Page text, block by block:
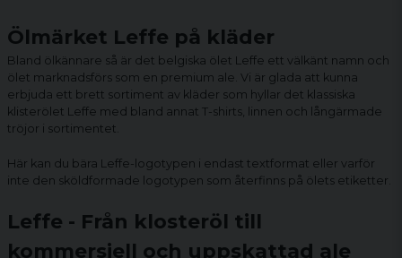
Ölmärket Leffe på kläder
Bland ölkännare så är det belgiska ölet Leffe ett välkänt namn och
ölet marknadsförs som en premium ale. Vi är glada att kunna
erbjuda ett brett sortiment av kläder som hyllar det klassiska
klisterölet Leffe med bland annat T-shirts, linnen och långärmade
tröjor i sortimentet.
Här kan du bära Leffe-logotypen i endast textformat eller varför
inte den sköldformade logotypen som återfinns på ölets etiketter.
Leffe - Från klosteröl till
kommersiell och uppskattad ale